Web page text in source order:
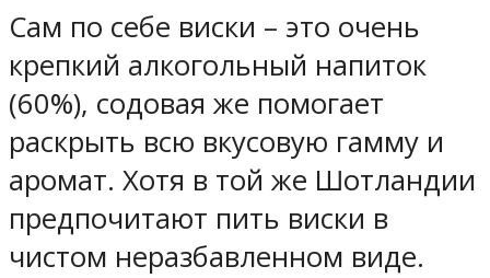
Сам по себе виски – это очень
крепкий алкогольный напиток
(60%), содовая же помогает
раскрыть всю вкусовую гамму и
аромат. Хотя в той же Шотландии
предпочитают пить виски в
чистом неразбавленном виде.